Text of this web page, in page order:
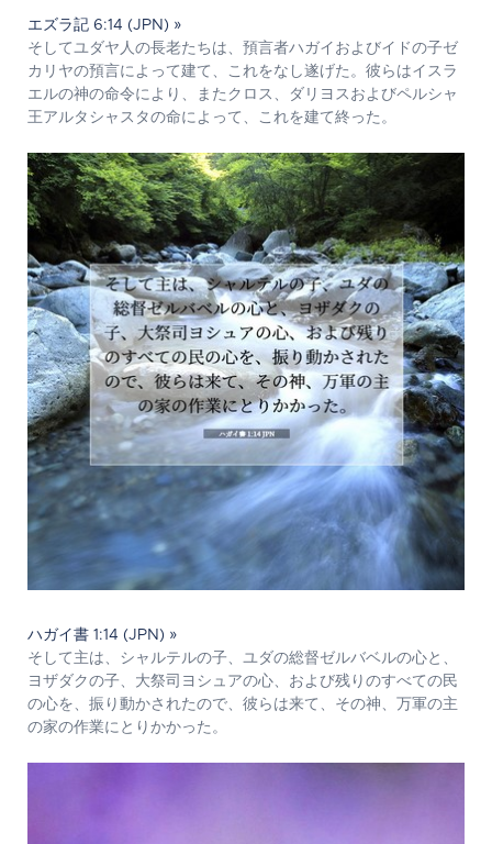
エズラ記 6:14 (JPN) »
そしてユダヤ人の長老たちは、預言者ハガイおよびイドの子ゼ
カリヤの預言によって建て、これをなし遂げた。彼らはイスラ
エルの神の命令により、またクロス、ダリヨスおよびペルシャ
王アルタシャスタの命によって、これを建て終った。
ハガイ書 1:14 (JPN) »
そして主は、シャルテルの子、ユダの総督ゼルバベルの心と、
ヨザダクの子、大祭司ヨシュアの心、および残りのすべての民
の心を、振り動かされたので、彼らは来て、その神、万軍の主
の家の作業にとりかかった。